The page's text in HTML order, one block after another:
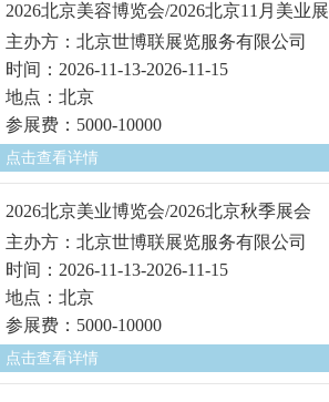
2026北京美容博览会/2026北京11月美业展
主办方：北京世博联展览服务有限公司
时间：2026-11-13-2026-11-15
地点：北京
参展费：5000-10000
点击查看详情
2026北京美业博览会/2026北京秋季展会
主办方：北京世博联展览服务有限公司
时间：2026-11-13-2026-11-15
地点：北京
参展费：5000-10000
点击查看详情